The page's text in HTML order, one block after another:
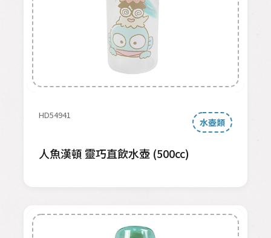
HD54941
水壺類
人魚漢頓 靈巧直飲水壺 (500cc)